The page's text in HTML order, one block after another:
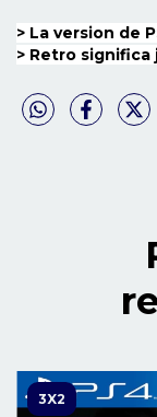
> La version de
> Retro significa
3X2